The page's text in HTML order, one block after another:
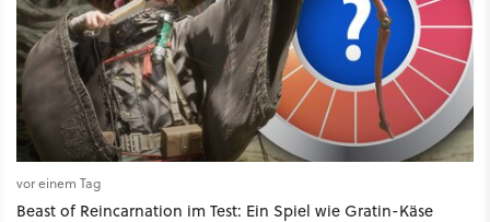
vor einem Tag
Beast of Reincarnation im Test: Ein Spiel wie Gratin-Käse